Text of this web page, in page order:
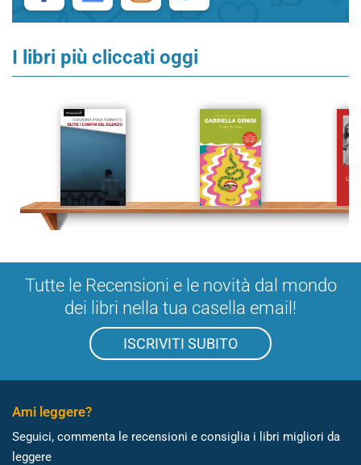
I libri più cliccati oggi
Tutte le Recensioni e le novità dal mondo
dei libri nella tua casella email!
ISCRIVITI SUBITO
Ami leggere?
Seguici, commenta le recensioni e consiglia i libri migliori da
leggere